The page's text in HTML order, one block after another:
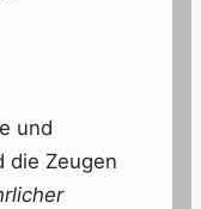
und
die Zeugen